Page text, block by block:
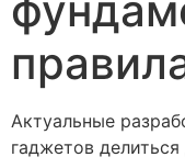
Актуальные
гаджетов